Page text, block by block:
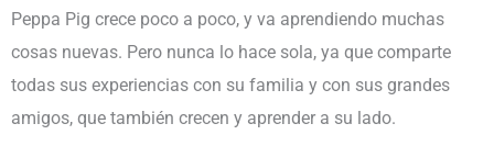
Peppa Pig crece poco a poco, y va aprendiendo muchas
cosas nuevas. Pero nunca lo hace sola, ya que comparte
todas sus experiencias con su familia y con sus grandes
amigos, que también crecen y aprender a su lado.